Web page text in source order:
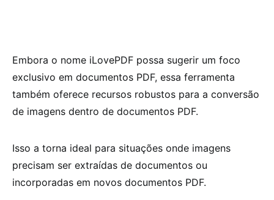
Embora o nome iLovePDF possa sugerir um foco
exclusivo em documentos PDF, essa ferramenta
também oferece recursos robustos para a conversão
de imagens dentro de documentos PDF.
Isso a torna ideal para situações onde imagens
precisam ser extraídas de documentos ou
incorporadas em novos documentos PDF.